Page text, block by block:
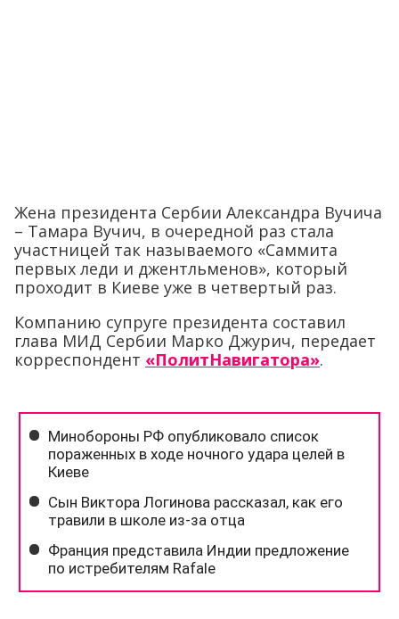
Жена президента Сербии Александра Вучича
– Тамара Вучич, в очередной раз стала
участницей так называемого «Саммита
первых леди и джентльменов», который
проходит в Киеве уже в четвертый раз.
Компанию супруге президента составил
глава МИД Сербии Марко Джурич, передает
корреспондент «ПолитНавигатора».